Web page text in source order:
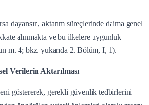
dayansın, aktarım süreçlerinde daima genel
alınmakta ve bu ilkelere uygunluk
m. 4; bkz. yukarıda 2. Bölüm, I, 1).
Verilerin Aktarılması
göstererek, gerekli güvenlik tedbirlerini